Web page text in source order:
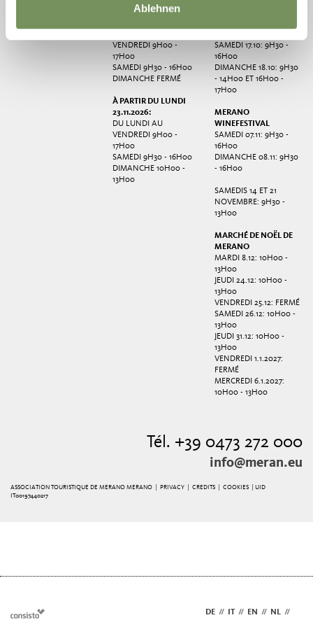
Ablehnen
À PARTIR DU LUNDI
VENDREDI 9H00 -
17H00
SAMEDI 9H30 - 16H00
DIMANCHE FERMÉ
À PARTIR DU LUNDI
23.11.2026:
DU LUNDI AU
VENDREDI 9H00 -
17H00
SAMEDI 9H30 - 16H00
DIMANCHE 10H00 -
13H00
SAMEDI 17.10: 9H30 -
16H00
DIMANCHE 18.10: 9H30
- 14H00 ET 16H00 -
17H00
MERANO
WINEFESTIVAL
SAMEDI 07.11: 9H30 -
16H00
DIMANCHE 08.11: 9H30
- 16H00
SAMEDIS 14 ET 21
NOVEMBRE: 9H30 -
13H00
MARCHÉ DE NOËL DE
MERANO
MARDI 8.12: 10H00 -
13H00
JEUDI 24.12: 10H00 -
13H00
VENDREDI 25.12: FERMÉ
SAMEDI 26.12: 10H00 -
13H00
JEUDI 31.12: 10H00 -
13H00
VENDREDI 1.1.2027:
FERMÉ
MERCREDI 6.1.2027:
10H00 - 13H00
Tél. +39 0473 272 000
info@meran.eu
ASSOCIATION TOURISTIQUE DE MERANO MERANO | PRIVACY |CREDITS |COOKIES
| UID
IT00197440217
DE // IT // EN // NL //